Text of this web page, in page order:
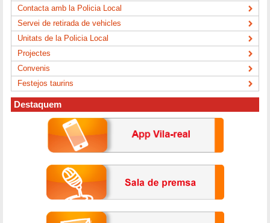
Contacta amb la Policia Local
Servei de retirada de vehicles
Unitats de la Policia Local
Projectes
Convenis
Festejos taurins
Destaquem